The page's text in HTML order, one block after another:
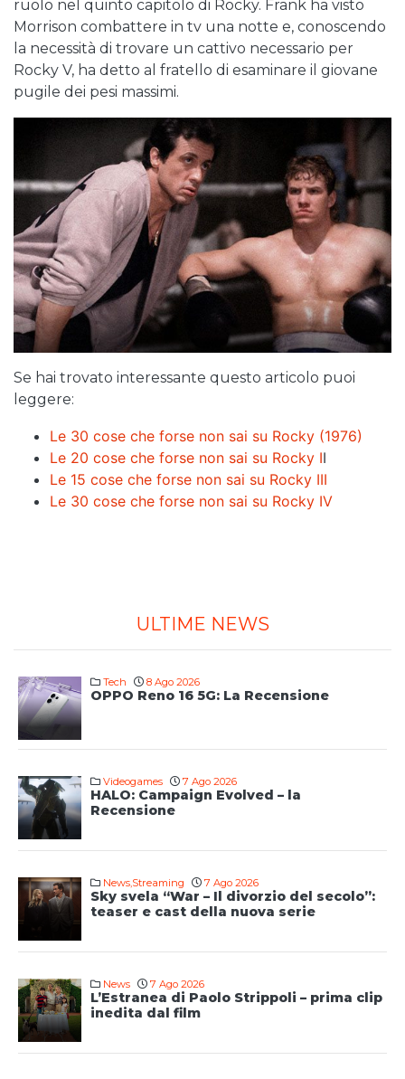
ruolo nel quinto capitolo di Rocky. Frank ha visto
Morrison combattere in tv una notte e, conoscendo
la necessità di trovare un cattivo necessario per
Rocky V, ha detto al fratello di esaminare il giovane
pugile dei pesi massimi.
Se hai trovato interessante questo articolo puoi
leggere:
Le 30 cose che forse non sai su Rocky (1976)
Le 20 cose che forse non sai su Rocky II
Le 15 cose che forse non sai su Rocky III
Le 30 cose che forse non sai su Rocky IV
ULTIME NEWS
Tech 8 Ago 2026
OPPO Reno 16 5G: La Recensione
Videogames 7 Ago 2026
HALO: Campaign Evolved – la
Recensione
News,Streaming 7 Ago 2026
Sky svela “War – Il divorzio del secolo”:
teaser e cast della nuova serie
News 7 Ago 2026
L’Estranea di Paolo Strippoli – prima clip
inedita dal film